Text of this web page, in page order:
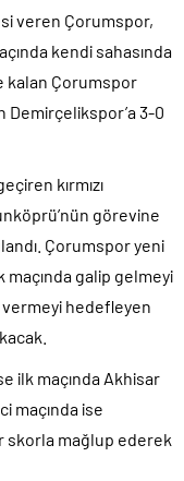
veren Çorumspor,
kendi sahasında
kalan Çorumspor
Demirçelikspor’a 3-0
kırmızı
görevine
Çorumspor yeni
maçında galip gelmeyi
vermeyi hedefleyen
ilk maçında Akhisar
maçında ise
skorla mağlup ederek